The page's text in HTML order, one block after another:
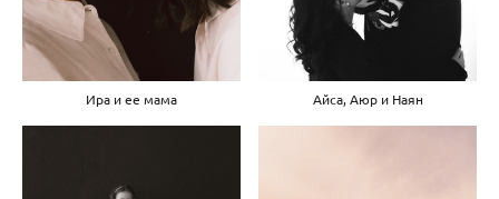
Ира и ее мама Айса, Аюр и Наян